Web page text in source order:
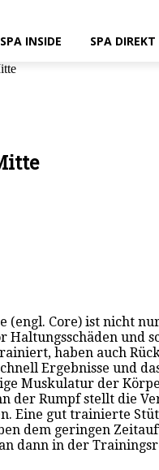
SPA INSIDE SPA DIREKT
Core) ist nicht
und
haben auch
Ergebnisse und
Muskulatur der
der Rumpf stellt die
Eine gut trainierte
dem geringen
dann in der